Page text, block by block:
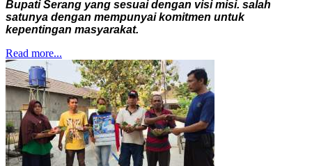
Bupati Serang yang sesuai dengan visi misi. salah
satunya dengan mempunyai komitmen untuk
kepentingan masyarakat.
Read more...